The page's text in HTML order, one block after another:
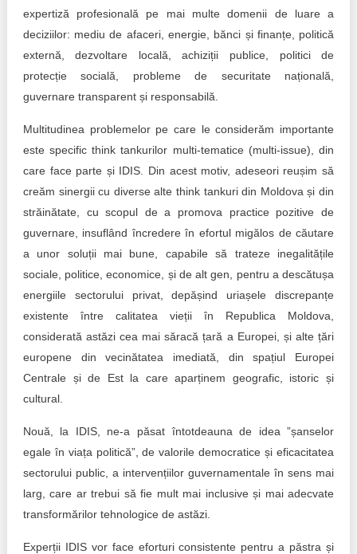
Democrația, independența și transparența instituțiilor
publice-cheie din Moldova
Achiziții publice
Achizițiile publice în vizorul societății civile
expertiză profesională pe mai multe domenii de luare a
deciziilor: mediu de afaceri, energie, bănci și finanțe, politică
externă, dezvoltare locală, achiziții publice, politici de
protecție socială, probleme de securitate națională,
guvernare transparent și responsabilă.
Multitudinea problemelor pe care le considerăm importante
este specific think tankurilor multi-tematice (multi-issue), din
care face parte și IDIS. Din acest motiv, adeseori reușim să
creăm sinergii cu diverse alte think tankuri din Moldova și din
străinătate, cu scopul de a promova practice pozitive de
guvernare, insuflând încredere în efortul migălos de căutare
a unor soluții mai bune, capabile să trateze inegalitățile
sociale, politice, economice, și de alt gen, pentru a descătușa
energiile sectorului privat, depășind uriașele discrepanțe
existente între calitatea vieții în Republica Moldova,
considerată astăzi cea mai săracă țară a Europei, și alte țări
europene din vecinătatea imediată, din spațiul Europei
Centrale și de Est la care aparținem geografic, istoric și
cultural.
Nouă, la IDIS, ne-a păsat întotdeauna de idea ”șanselor
egale în viața politică”, de valorile democratice și eficacitatea
sectorului public, a intervențiilor guvernamentale în sens mai
larg, care ar trebui să fie mult mai inclusive și mai adecvate
transformărilor tehnologice de astăzi.
Experții IDIS vor face eforturi consistente pentru a păstra și